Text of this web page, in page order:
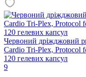
Червоний дріжджовий
Cardio Tri-Plex, Protocol
120 гелевих капсул
9